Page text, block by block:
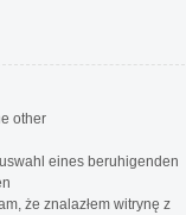
other
eines beruhigenden
że znalazłem witrynę z